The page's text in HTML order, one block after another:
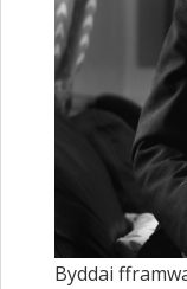
Byddai